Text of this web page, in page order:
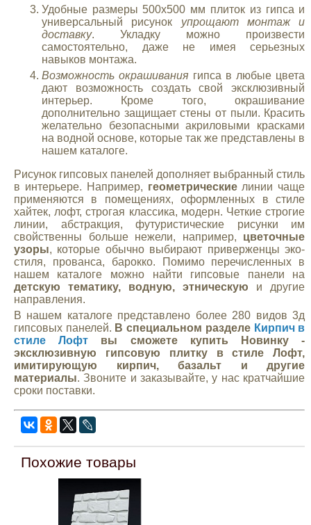
Удобные размеры 500х500 мм плиток из гипса и
универсальный рисунок упрощают монтаж и
доставку. Укладку можно произвести
самостоятельно, даже не имея серьезных
навыков монтажа.
Возможность окрашивания гипса в любые цвета
дают возможность создать свой эксклюзивный
интерьер. Кроме того, окрашивание
дополнительно защищает стены от пыли. Красить
желательно безопасными акриловыми красками
на водной основе, которые так же представлены в
нашем каталоге.
Рисунок гипсовых панелей дополняет выбранный стиль
в интерьере. Например, геометрическиелинии чаще
применяются в помещениях, оформленных в стиле
хайтек, лофт, строгая классика, модерн. Четкие строгие
линии, абстракция, футуристические рисунки им
свойственны больше нежели, например, цветочные
узоры, которые обычно выбирают приверженцы эко-
стиля, прованса, барокко. Помимо перечисленных в
нашем каталоге можно найти гипсовые панели на
детскую тематику, водную, этническую и другие
направления.
В нашем каталоге представлено более 280 видов 3д
гипсовых панелей. В специальном разделе Кирпич в
стиле Лофт вы сможете купить Новинку -
эксклюзивную гипсовую плитку в стиле Лофт,
имитирующую кирпич, базальт и другие
материалы. Звоните и заказывайте, у нас кратчайшие
сроки поставки.
Похожие товары